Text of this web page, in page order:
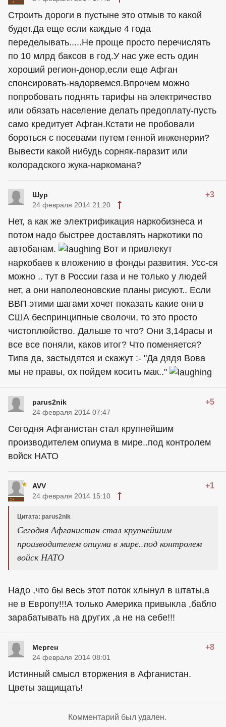
Строить дороги в пустыне это отмыв то какой
будет.Да еще если каждые 4 года
переделывать.....Не проще просто перечислять
по 10 млрд баксов в год.У нас уже есть один
хороший регион-донор,если еще Афган
спонсировать-надорвемся.Впрочем можно
попробовать поднять тарифы на электричество
или обязать население делать предоплату-пусть
само кредитует Афган.Кстати не пробовали
бороться с посевами путем генной инженерии?
Вывести какой нибудь сорняк-паразит или
колорадского жука-наркомана?
Шур +3
24 февраля 2014 21:20
Нет, а как же электрификация наркобизнеса и
потом надо быстрее доставлять наркотики по
автобанам.
Вот и привлекут
наркобаев к вложению в фонды развития. Усс-ся
можно .. тут в России газа и не только у людей
нет, а они наполеоновские планы рисуют.. Если
ВВП этими шагами хочет показать какие они в
США беспринципные сволочи, то это просто
чистоплюйство. Дальше то что? Они 3,14расы и
все все поняли, каков итог? Что поменяется?
Типа да, застыдятся и скажут :- "Да дядя Вова
мы не правы, ох пойдем косить мак.."
parus2nik +5
24 февраля 2014 07:47
Сегодня Афганистан стал крупнейшим
производителем опиума в мире..под контролем
войск НАТО
AVV +1
24 февраля 2014 15:10
Цитата: parus2nik
Сегодня Афганистан стал крупнейшим
производителем опиума в мире..под контролем
войск НАТО
Надо ,что бы весь этот поток хлынул в штаты,а
не в Европу!!!А только Америка привыкла ,бабло
зарабатывать на других ,а не на себе!!!
Мерген +8
24 февраля 2014 08:01
Истинный смысл вторжения в Афганистан.
Цветы защищать!
Комментарий был удален.